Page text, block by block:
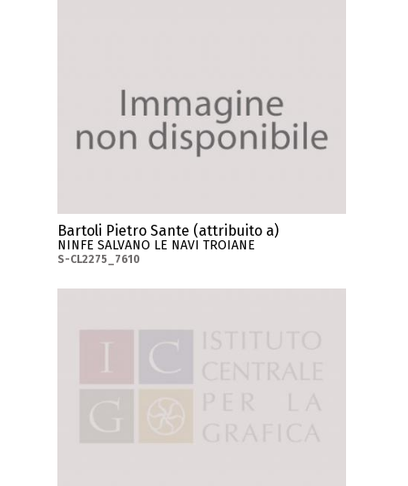
Bartoli Pietro Sante (attribuito a)
NINFE SALVANO LE NAVI TROIANE
S-CL2275_7610